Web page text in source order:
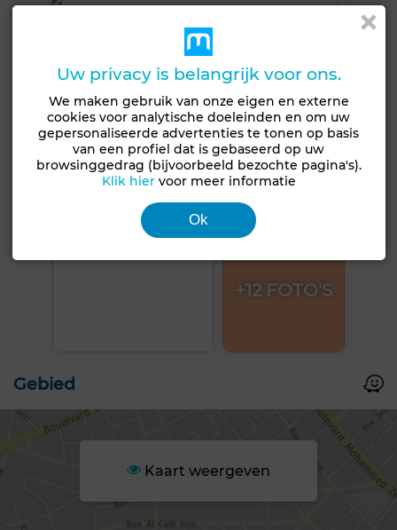
+12 FOTO'S
Gebied
Kaart weergeven
Uw privacy is belangrijk voor ons.
We maken gebruik van onze eigen en externe
cookies voor analytische doeleinden en om uw
gepersonaliseerde advertenties te tonen op basis
van een profiel dat is gebaseerd op uw
browsinggedrag (bijvoorbeeld bezochte pagina's).
Klik hiervoor meer informatie
Ok